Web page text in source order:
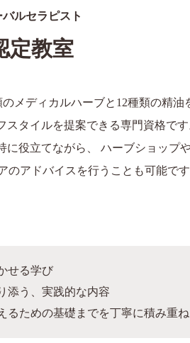
バルセラピスト
定教室
メディカルハーブと12種類の精油
タイルを提案できる専門資格で
に役立てながら、 ハーブショップ
のアドバイスを行うことも可能で
せる学び
添う、実践的な内容
るための基礎までを丁寧に積み重